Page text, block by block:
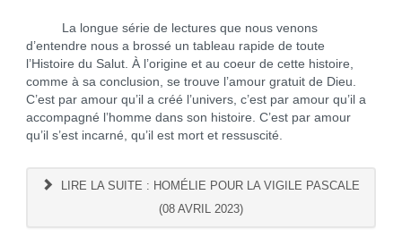
La longue série de lectures que nous venons
d’entendre nous a brossé un tableau rapide de toute
l’Histoire du Salut. À l’origine et au coeur de cette histoire,
comme à sa conclusion, se trouve l’amour gratuit de Dieu.
C’est par amour qu’il a créé l’univers, c’est par amour qu’il a
accompagné l’homme dans son histoire. C’est par amour
qu’il s’est incarné, qu’il est mort et ressuscité.
LIRE LA SUITE : HOMÉLIE POUR LA VIGILE PASCALE
(08 AVRIL 2023)